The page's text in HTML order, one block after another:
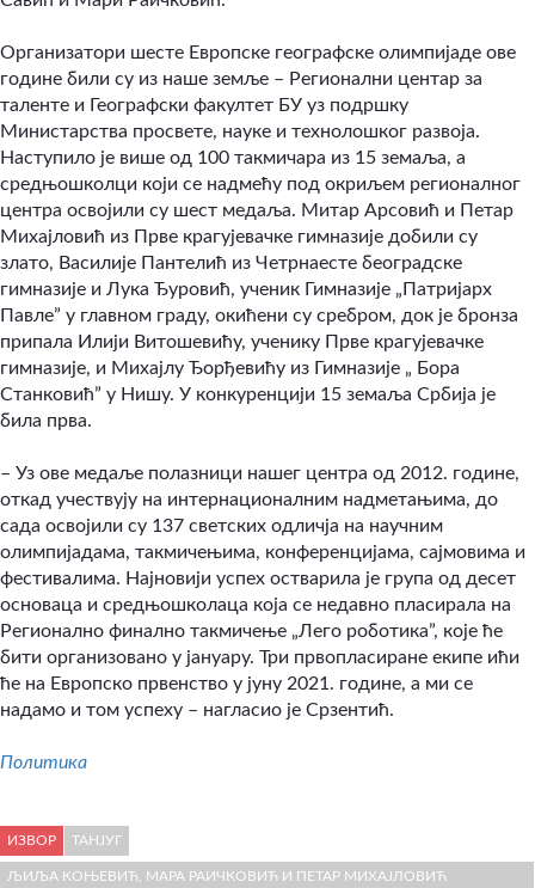
Организатори шесте Европске географске олимпијаде ове
године били су из наше земље – Регионални центар за
таленте и Географски факултет БУ уз подршку
Министарства просвете, науке и технолошког развоја.
Наступило је више од 100 такмичара из 15 земаља, а
средњошколци који се надмећу под окриљем регионалног
центра освојили су шест медаља. Митар Арсовић и Петар
Михајловић из Прве крагујевачке гимназије добили су
злато, Василије Пантелић из Четрнаесте београдске
гимназије и Лука Ђуровић, ученик Гимназије „Патријарх
Павле” у главном граду, окићени су сребром, док је бронза
припала Илији Витошевићу, ученику Прве крагујевачке
гимназије, и Михајлу Ђорђевићу из Гимназије „ Бора
Станковић” у Нишу. У конкуренцији 15 земаља Србија је
била прва.
– Уз ове медаље полазници нашег центра од 2012. године,
откад учествују на интернационалним надметањима, до
сада освојили су 137 светских одличја на научним
олимпијадама, такмичењима, конференцијама, сајмовима и
фестивалима. Најновији успех остварила је група од десет
основаца и средњошколаца која се недавно пласирала на
Регионално финално такмичење „Лего роботика”, које ће
бити организовано у јануару. Три првопласиране екипе ићи
ће на Европско првенство у јуну 2021. године, а ми се
надамо и том успеху – нагласио је Срзентић.
Политика
ИЗВОР ТАНЈУГ
ЉИЉА КОЊЕВИЋ, МАРА РАИЧКОВИЋ И ПЕТАР МИХАЈЛОВИЋ